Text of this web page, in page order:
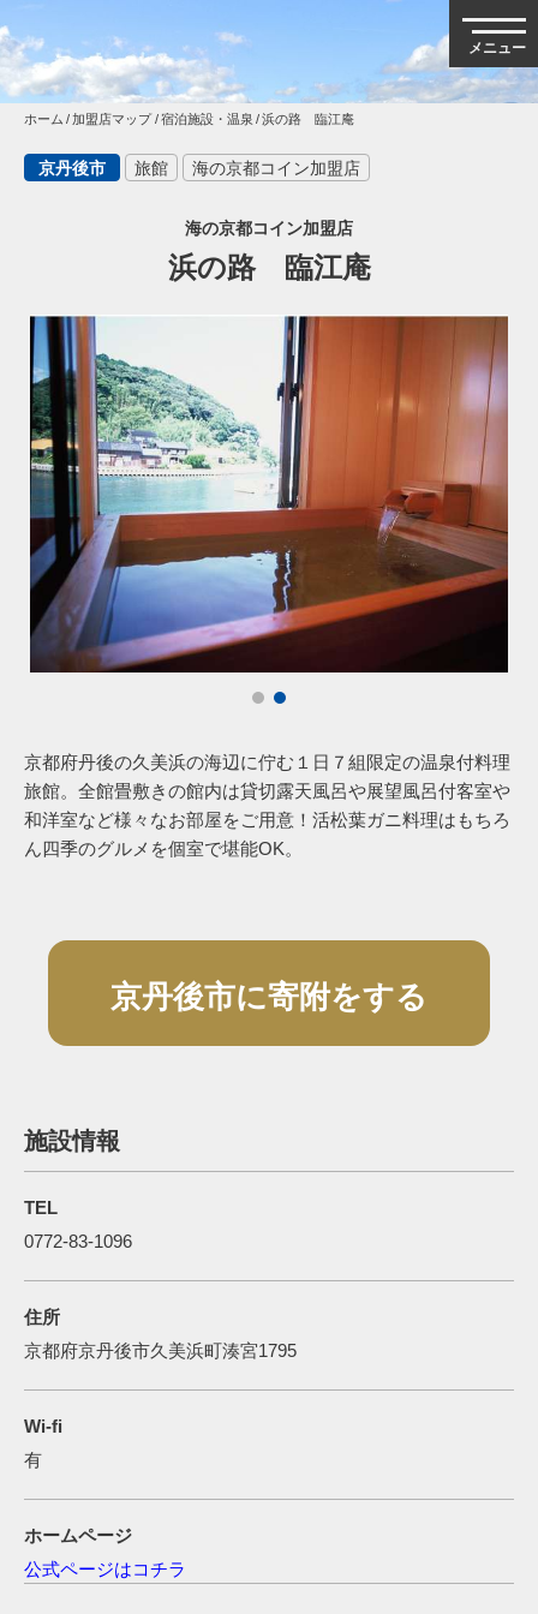
ホーム 加盟店マップ 宿泊施設・温泉 浜の路 臨江庵
京丹後市 旅館 海の京都コイン加盟店
海の京都コイン加盟店
浜の路 臨江庵
京都府丹後の久美浜の海辺に佇む１日７組限定の温泉付料理
旅館。全館畳敷きの館内は貸切露天風呂や展望風呂付客室や
和洋室など様々なお部屋をご用意！活松葉ガニ料理はもちろ
ん四季のグルメを個室で堪能OK。
京丹後市に寄附をする
施設情報
TEL
0772-83-1096
住所
京都府京丹後市久美浜町湊宮1795
Wi-fi
有
ホームページ
公式ページはコチラ